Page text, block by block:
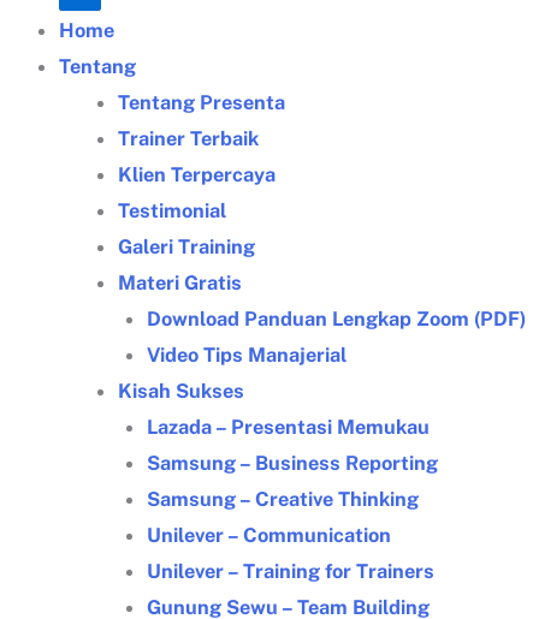
Home
Tentang
Tentang Presenta
Trainer Terbaik
Klien Terpercaya
Testimonial
Galeri Training
Materi Gratis
Download Panduan Lengkap Zoom (PDF)
Video Tips Manajerial
Kisah Sukses
Lazada – Presentasi Memukau
Samsung – Business Reporting
Samsung – Creative Thinking
Unilever – Communication
Unilever – Training for Trainers
Gunung Sewu – Team Building